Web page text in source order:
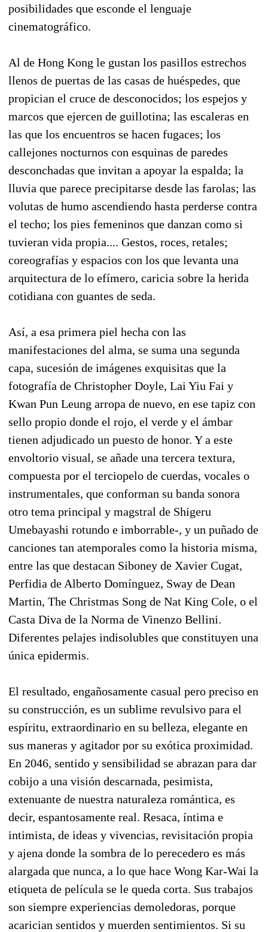
posibilidades que esconde el lenguaje
cinematográfico.
Al de Hong Kong le gustan los pasillos estrechos
llenos de puertas de las casas de huéspedes, que
propician el cruce de desconocidos; los espejos y
marcos que ejercen de guillotina; las escaleras en
las que los encuentros se hacen fugaces; los
callejones nocturnos con esquinas de paredes
desconchadas que invitan a apoyar la espalda; la
lluvia que parece precipitarse desde las farolas; las
volutas de humo ascendiendo hasta perderse contra
el techo; los pies femeninos que danzan como si
tuvieran vida propia.... Gestos, roces, retales;
coreografías y espacios con los que levanta una
arquitectura de lo efímero, caricia sobre la herida
cotidiana con guantes de seda.
Así, a esa primera piel hecha con las
manifestaciones del alma, se suma una segunda
capa, sucesión de imágenes exquisitas que la
fotografía de Christopher Doyle, Lai Yiu Fai y
Kwan Pun Leung arropa de nuevo, en ese tapiz con
sello propio donde el rojo, el verde y el ámbar
tienen adjudicado un puesto de honor. Y a este
envoltorio visual, se añade una tercera textura,
compuesta por el terciopelo de cuerdas, vocales o
instrumentales, que conforman su banda sonora
otro tema principal y magstral de Shigeru
Umebayashi rotundo e imborrable-, y un puñado de
canciones tan atemporales como la historia misma,
entre las que destacan Siboney de Xavier Cugat,
Perfidia de Alberto Domínguez, Sway de Dean
Martin, The Christmas Song de Nat King Cole, o el
Casta Diva de la Norma de Vinenzo Bellini.
Diferentes pelajes indisolubles que constituyen una
única epidermis.
El resultado, engañosamente casual pero preciso en
su construcción, es un sublime revulsivo para el
espíritu, extraordinario en su belleza, elegante en
sus maneras y agitador por su exótica proximidad.
En 2046, sentido y sensibilidad se abrazan para dar
cobijo a una visión descarnada, pesimista,
extenuante de nuestra naturaleza romántica, es
decir, espantosamente real. Resaca, íntima e
intimista, de ideas y vivencias, revisitación propia
y ajena donde la sombra de lo perecedero es más
alargada que nunca, a lo que hace Wong Kar-Wai la
etiqueta de película se le queda corta. Sus trabajos
son siempre experiencias demoledoras, porque
acarician sentidos y muerden sentimientos. Si su